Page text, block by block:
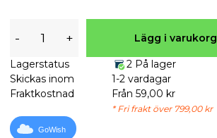
- + Lägg i varukorg
Lagerstatus
2 På lager
Skickas inom
1-2 vardagar
Fraktkostnad
Från 59,00 kr
* Fri frakt över 799,00 kr
GoWish